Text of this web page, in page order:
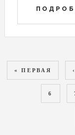
НУМЕРАЦИЯ
СТРАНИЦ
ПЕРВАЯ
« ПЕРВАЯ
PAGE
6